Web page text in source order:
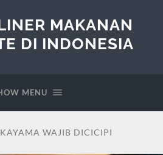
MAKANAN
DI INDONESIA
MENU
WAJIB DICICIPI